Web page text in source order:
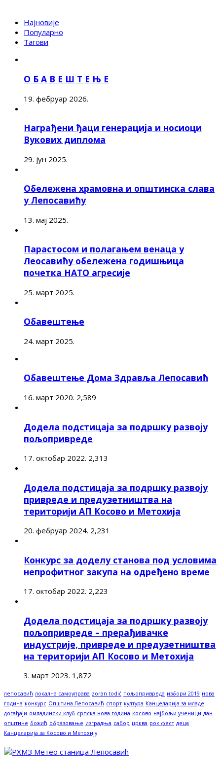
Најновије
Популарно
Тагови
О Б А В Е Ш Т Е Њ Е
19. фебруар 2026.
Награђени ђаци генерација и носиоци
Вукових диплома
29. јун 2025.
Обележена храмовна и општинска слава
у Лепосавићу
13. мај 2025.
Парастосом и полагањем венаца у
Леосавићу обележена годишњица
почетка НАТО агресије
25. март 2025.
Обавештење
24. март 2025.
Обавештење Дома Здравља Лепосавић
16. март 2020. 2,589
Додела подстицаја за подршку развоју
пољопривреде
17. октобар 2022. 2,313
Додела подстицаја за подршку развоју
привреде и предузетништва на
територији АП Косово и Метохија
20. фебруар 2024. 2,231
Конкурс за доделу станова под условима
непрофитног закупа на одређено време
17. октобар 2022. 2,223
Додела подстицаја за подршку развоју
пољопривреде – прерађивачке
индустрије, привреде и предузетништва
на територији АП Косово и Метохија
3. март 2023. 1,872
лепосавић локална самоуправа zoran todić пољопривреда избори 2019 нова
година конкурс Општина Лепосавић спорт култура Канцеларија за младе
догађаји омладински клуб српска нова година косово најбољи ученици дан
општине божић образовање изградња сабор црква рок фест деца
Канцеларија за Косово и Метохију